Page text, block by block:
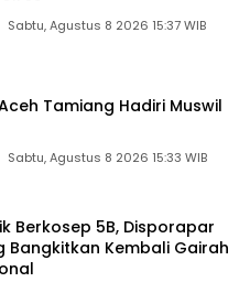
Sabtu, Agustus 8 2026 15:37 WIB
Tamiang Hadiri Muswil
Sabtu, Agustus 8 2026 15:33 WIB
Berkosep 5B, Disporapar
Bangkitkan Kembali Gairah